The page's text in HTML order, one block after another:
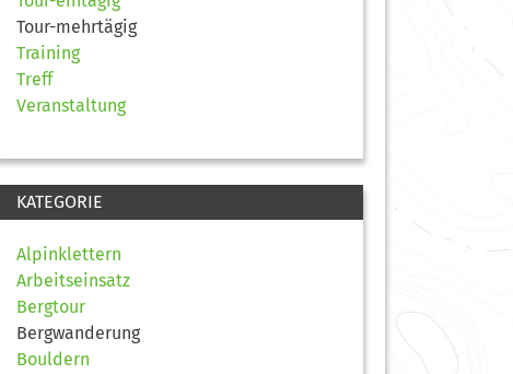
Tour-mehrtägig
Training
Treff
Veranstaltung
KATEGORIE
Alpinklettern
Arbeitseinsatz
Bergtour
Bergwanderung
Bouldern